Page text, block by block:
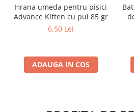
Hrana umeda pentru pisici
Advance Kitten cu pui 85 gr
6,50 Lei
ADAUGA IN COS